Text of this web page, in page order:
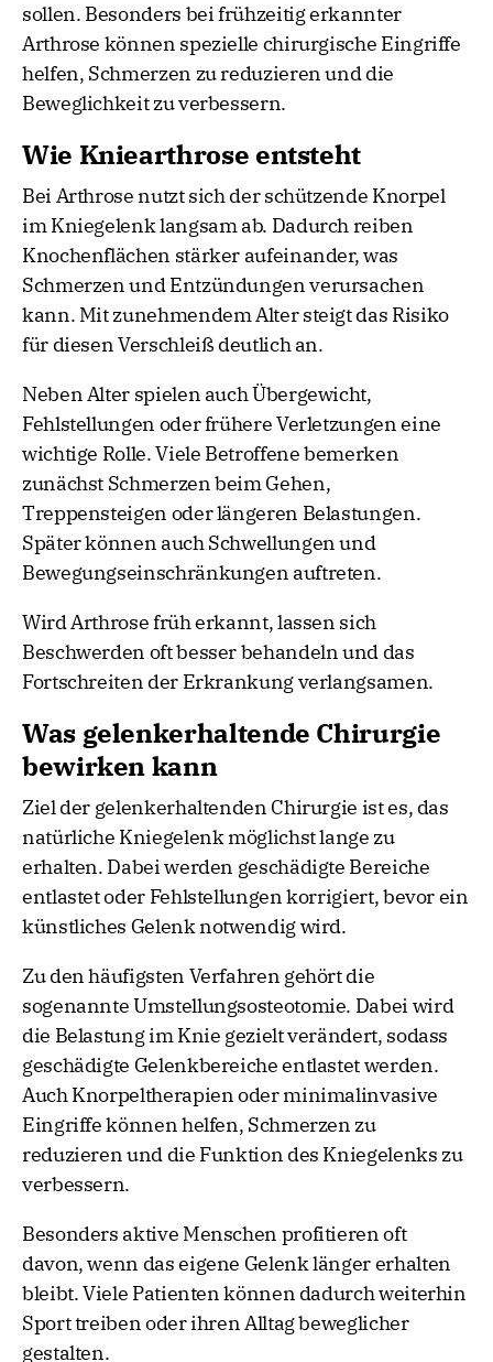
sollen. Besonders bei frühzeitig erkannter
Arthrose können spezielle chirurgische Eingriffe
helfen, Schmerzen zu reduzieren und die
Beweglichkeit zu verbessern.
Wie Kniearthrose entsteht
Bei Arthrose nutzt sich der schützende Knorpel
im Kniegelenk langsam ab. Dadurch reiben
Knochenflächen stärker aufeinander, was
Schmerzen und Entzündungen verursachen
kann. Mit zunehmendem Alter steigt das Risiko
für diesen Verschleiß deutlich an.
Neben Alter spielen auch Übergewicht,
Fehlstellungen oder frühere Verletzungen eine
wichtige Rolle. Viele Betroffene bemerken
zunächst Schmerzen beim Gehen,
Treppensteigen oder längeren Belastungen.
Später können auch Schwellungen und
Bewegungseinschränkungen auftreten.
Wird Arthrose früh erkannt, lassen sich
Beschwerden oft besser behandeln und das
Fortschreiten der Erkrankung verlangsamen.
Was gelenkerhaltende Chirurgie
bewirken kann
Ziel der gelenkerhaltenden Chirurgie ist es, das
natürliche Kniegelenk möglichst lange zu
erhalten. Dabei werden geschädigte Bereiche
entlastet oder Fehlstellungen korrigiert, bevor ein
künstliches Gelenk notwendig wird.
Zu den häufigsten Verfahren gehört die
sogenannte Umstellungsosteotomie. Dabei wird
die Belastung im Knie gezielt verändert, sodass
geschädigte Gelenkbereiche entlastet werden.
Auch Knorpeltherapien oder minimalinvasive
Eingriffe können helfen, Schmerzen zu
reduzieren und die Funktion des Kniegelenks zu
verbessern.
Besonders aktive Menschen profitieren oft
davon, wenn das eigene Gelenk länger erhalten
bleibt. Viele Patienten können dadurch weiterhin
Sport treiben oder ihren Alltag beweglicher
gestalten.